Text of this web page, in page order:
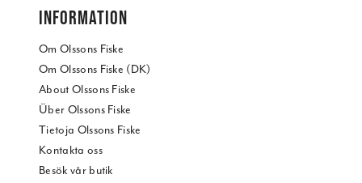
INFORMATION
Om Olssons Fiske
Om Olssons Fiske (DK)
About Olssons Fiske
Über Olssons Fiske
Tietoja Olssons Fiske
Kontakta oss
Besök vår butik